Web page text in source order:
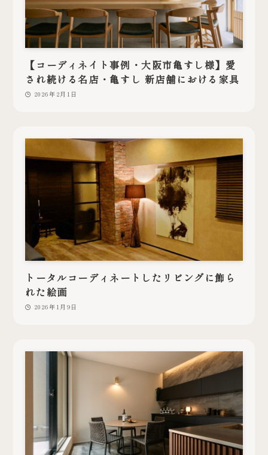
【コーディネイト事例・大阪市亀すし様】愛
され続ける名店・亀すし 新店舗における家具
2026年2月1日
トータルコーディネートしたリビングに飾ら
れた絵画
2026年1月9日